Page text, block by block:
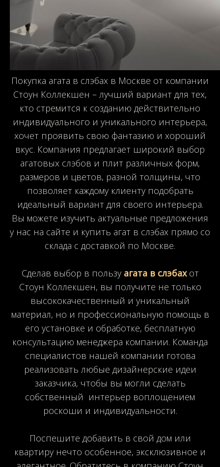
Покупка агата в слэбах в Москве от компании
Стоун Коллекшен – лучший вариант для тех,
кто стремится к созданию действительно
индивидуального и уникального интерьера,
хочет проявить свою фантазию и хороший
вкус. Компания предлагает широкий выбор
агатовых слэбов и плит различных форм,
размеров и цветов, разной толщины, что
позволяет каждому клиенту подобрать
идеальный вариант для своего интерьера.
Вы можете изучить актуальные предложения
у нас на сайте и купить агат в слэбах прямо со
склада с доставкой по Москве.
Сделав выбор в пользу агата в слэбахот
Стоун Коллекшен, вы получите не только
высококачественный и уникальный
материал, но и профессиональную помощь в
его установке и обработке, бесплатную
консультацию менеджера компании. Команда
специалистов нашей компании готова
реализовать любые дизайнерские идеи
заказчика, чтобы вы могли сделать
собственный интерьер воплощением
роскоши и индивидуальности.
Поспешите добавить в свой дом или
квартиру нечто особенное, эксклюзивное и